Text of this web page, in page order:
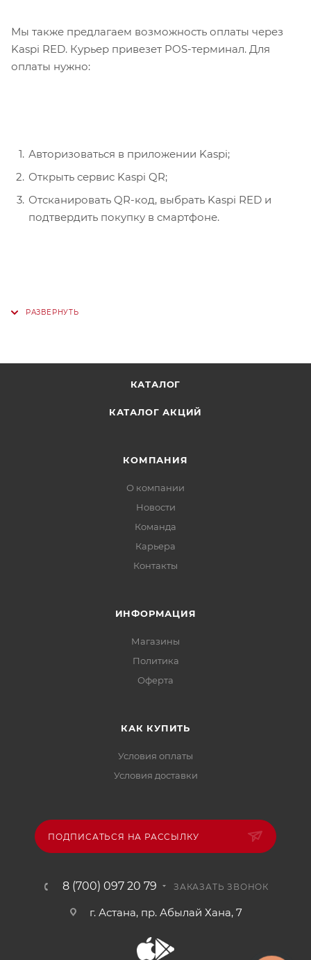
Мы также предлагаем возможность оплаты через
Kaspi RED. Курьер привезет POS-терминал. Для
оплаты нужно:
Авторизоваться в приложении Kaspi;
Открыть сервис Kaspi QR;
Отсканировать QR-код, выбрать Kaspi RED и
подтвердить покупку в смартфоне.
КАТАЛОГ
КАТАЛОГ АКЦИЙ
КОМПАНИЯ
О компании
Новости
Команда
Карьера
Контакты
ИНФОРМАЦИЯ
Магазины
Политика
Офертa
КАК КУПИТЬ
Условия оплаты
Условия доставки
ПОДПИСАТЬСЯ НА РАССЫЛКУ
8 (700) 097 20 79 ЗАКАЗАТЬ ЗВОНОК
г. Астана, пр. Абылай Хана, 7